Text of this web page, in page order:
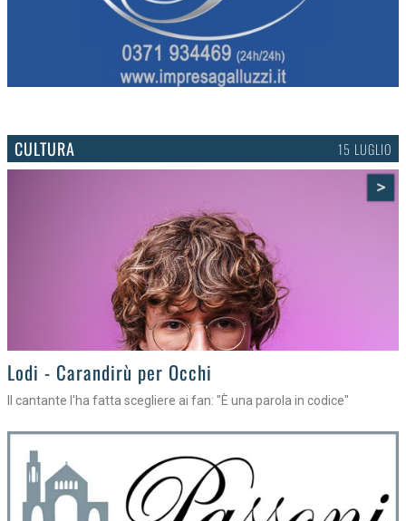
CULTURA 15 LUGLIO
>
Lodi - Carandirù per Occhi
Il cantante l'ha fatta scegliere ai fan: "È una parola in codice"